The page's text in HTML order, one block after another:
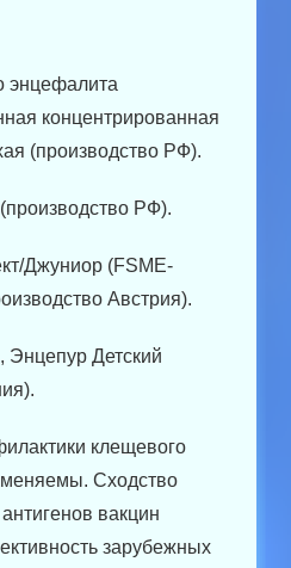
энцефалита
концентрированная
(производство РФ).
РФ).
Джуниор (FSME-
Австрия).
Детский
клещевого
Сходство
вакцин
зарубежных